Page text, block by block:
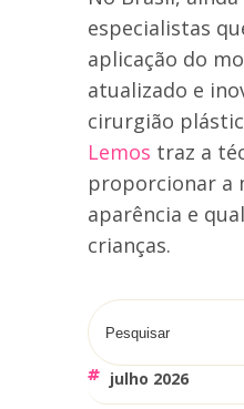
especialistas
aplicação do
atualizado e
cirurgião
Lemos traz a
proporcionar a
aparência e
crianças.
julho 2026